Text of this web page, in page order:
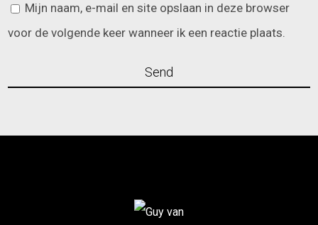
Mijn naam, e-mail en site opslaan in deze browser
voor de volgende keer wanneer ik een reactie plaats.